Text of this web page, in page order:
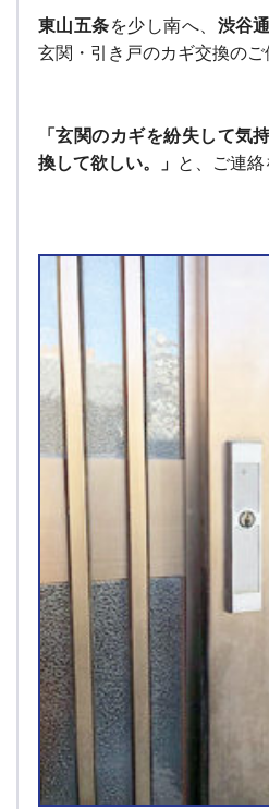
東山五条を少し南へ、 渋谷通
玄関・引き戸のカギ交換のご
「玄関のカギを紛失して気
換して欲しい。
」 と、ご連絡